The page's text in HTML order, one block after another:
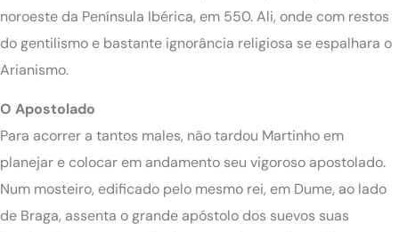
noroeste da Península Ibérica, em 550. Ali, onde com restos
do gentilismo e bastante ignorância religiosa se espalhara o
Arianismo.
O Apostolado
Para acorrer a tantos males, não tardou Martinho em
planejar e colocar em andamento seu vigoroso apostolado.
Num mosteiro, edificado pelo mesmo rei, em Dume, ao lado
de Braga, assenta o grande apóstolo dos suevos suas